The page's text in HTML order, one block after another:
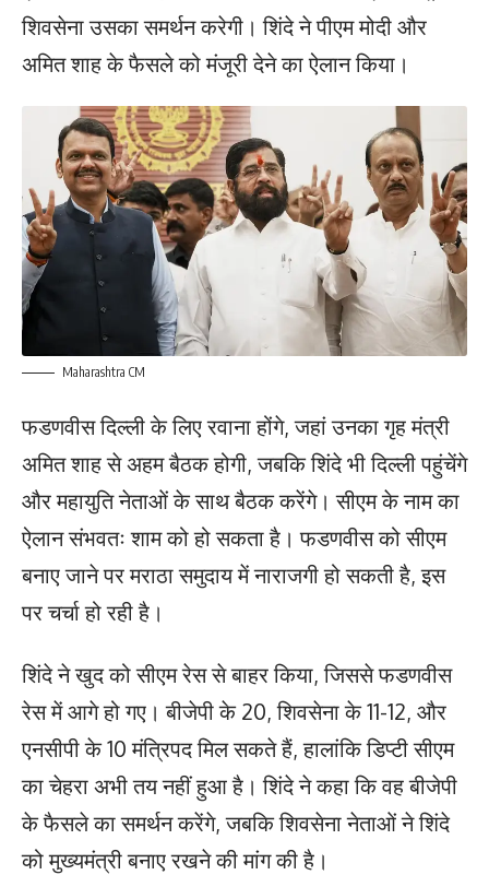
शिवसेना उसका समर्थन करेगी। शिंदे ने पीएम मोदी और
अमित शाह के फैसले को मंजूरी देने का ऐलान किया।
Maharashtra CM
फडणवीस दिल्ली के लिए रवाना होंगे, जहां उनका गृह मंत्री
अमित शाह से अहम बैठक होगी, जबकि शिंदे भी दिल्ली पहुंचेंगे
और महायुति नेताओं के साथ बैठक करेंगे। सीएम के नाम का
ऐलान संभवतः शाम को हो सकता है। फडणवीस को सीएम
बनाए जाने पर मराठा समुदाय में नाराजगी हो सकती है, इस
पर चर्चा हो रही है।
शिंदे ने खुद को सीएम रेस से बाहर किया, जिससे फडणवीस
रेस में आगे हो गए। बीजेपी के 20, शिवसेना के 11-12, और
एनसीपी के 10 मंत्रिपद मिल सकते हैं, हालांकि डिप्टी सीएम
का चेहरा अभी तय नहीं हुआ है। शिंदे ने कहा कि वह बीजेपी
के फैसले का समर्थन करेंगे, जबकि शिवसेना नेताओं ने शिंदे
को मुख्यमंत्री बनाए रखने की मांग की है।